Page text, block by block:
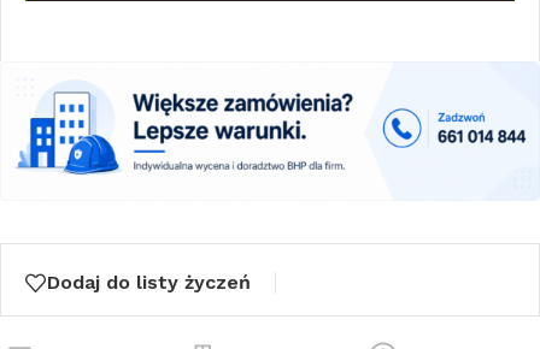
Dodaj do listy życzeń